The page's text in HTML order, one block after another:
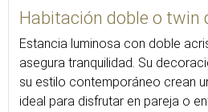
Habitación doble o twin
Estancia luminosa con doble
asegura tranquilidad. Su
su estilo contemporáneo crean
ideal para disfrutar en pareja o